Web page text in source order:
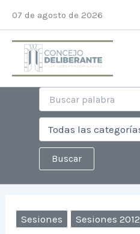
contenido
07 de agosto de 2026
Sesiones Sesiones 2012